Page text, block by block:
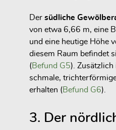
Der südliche
von etwa 6,66 m, eine
und eine heutige Höhe
diesem Raum befindet
(Befund G5).
schmale,
erhalten (Befund G6).
3. Der